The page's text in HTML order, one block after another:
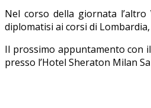
Nel corso della giornata l’altro
diplomatisi ai corsi di
Il prossimo appuntamento con
presso l’Hotel Sheraton Milan